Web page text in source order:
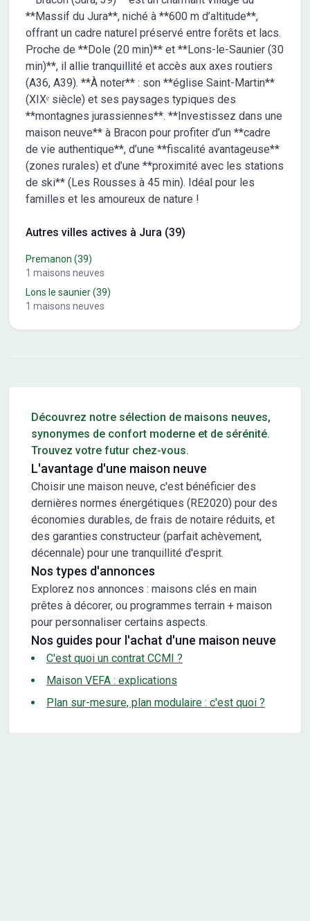
**Massif du Jura**, niché à **600 m d’altitude**,
offrant un cadre naturel préservé entre forêts et lacs.
Proche de **Dole (20 min)** et **Lons-le-Saunier (30
min)**, il allie tranquillité et accès aux axes routiers
(A36, A39). **À noter** : son **église Saint-Martin**
(XIXᵉ siècle) et ses paysages typiques des
**montagnes jurassiennes**. **Investissez dans une
maison neuve** à Bracon pour profiter d’un **cadre
de vie authentique**, d’une **fiscalité avantageuse**
(zones rurales) et d’une **proximité avec les stations
de ski** (Les Rousses à 45 min). Idéal pour les
familles et les amoureux de nature !
Autres villes actives à Jura (39)
Premanon (39)
1 maisons neuves
Lons le saunier(39)
1 maisons neuves
Découvrez notre sélection de maisons neuves,
synonymes de confort moderne et de sérénité.
Trouvez votre futur chez-vous.
L'avantage d'une maison neuve
Choisir une maison neuve, c'est bénéficier des
dernières normes énergétiques (RE2020) pour des
économies durables, de frais de notaire réduits, et
des garanties constructeur (parfait achèvement,
décennale) pour une tranquillité d'esprit.
Nos types d'annonces
Explorez nos annonces : maisons clés en main
prêtes à décorer, ou programmes terrain + maison
pour personnaliser certains aspects.
Nos guides pour l'achat d'une maison neuve
C'est quoi un contrat CCMI ?
Maison VEFA : explications
Plan sur-mesure, plan modulaire : c'est quoi ?